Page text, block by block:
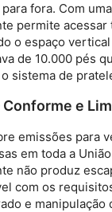
fora. Com
permite acessar
o espaço
de 10.000 pés
sistema de
e
emissões para
em toda a
não produz
com os
e